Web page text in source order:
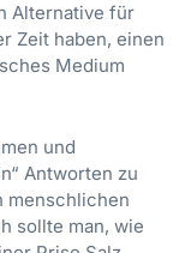
Alternative für
Zeit haben, einen
Medium
und
Antworten zu
menschlichen
sollte man, wie